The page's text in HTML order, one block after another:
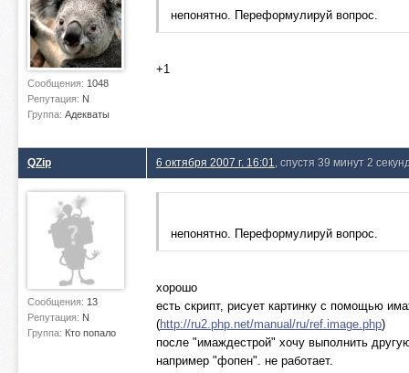
Сообщения: 1048
Репутация: N
Группа: Адекваты
непонятно. Переформулируй вопрос.
+1
QZip
Сообщения: 13
Репутация: N
Группа: Кто попало
6 октября 2007 г. 16:01 , спустя 39 минут 2
непонятно. Переформулируй вопрос.
хорошо
есть скрипт, рисует картинку с помощью
(http://ru2.php.net/manual/ru/ref.image.php)
после "имаждестрой" хочу выполнить
например "фопен". не работает.